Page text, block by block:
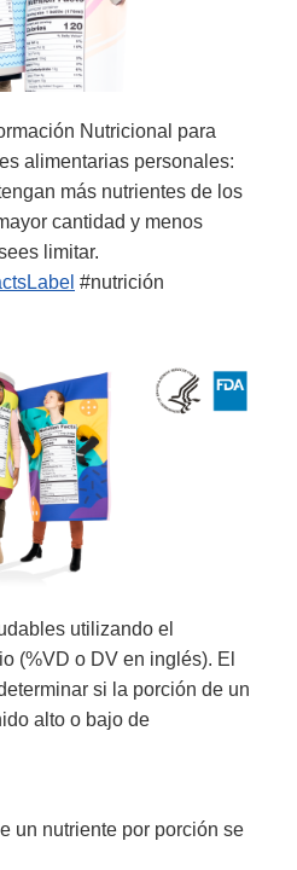
Nutricional para
alimentarias personales:
más nutrientes de los
cantidad y menos
limitar.
#nutrición
utilizando el
(%VD o DV en inglés). El
si la porción de un
alto o bajo de
un nutriente por porción se